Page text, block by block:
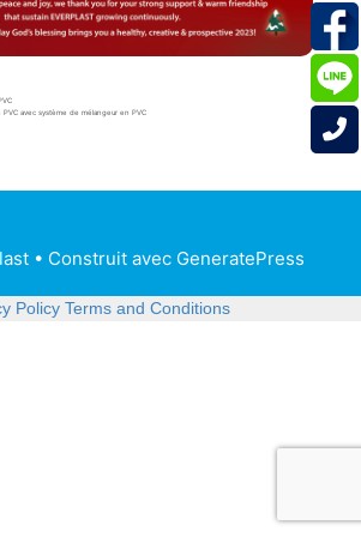
avec système de mélangeur en PVC
• Construit avec GeneratePress
Policy Terms and Conditions